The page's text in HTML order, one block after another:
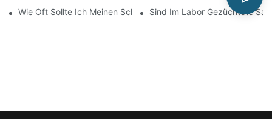
Wie Oft Sollte Ich Meinen Schmuck Reinigen?Sind Im Labor Gezüchtete